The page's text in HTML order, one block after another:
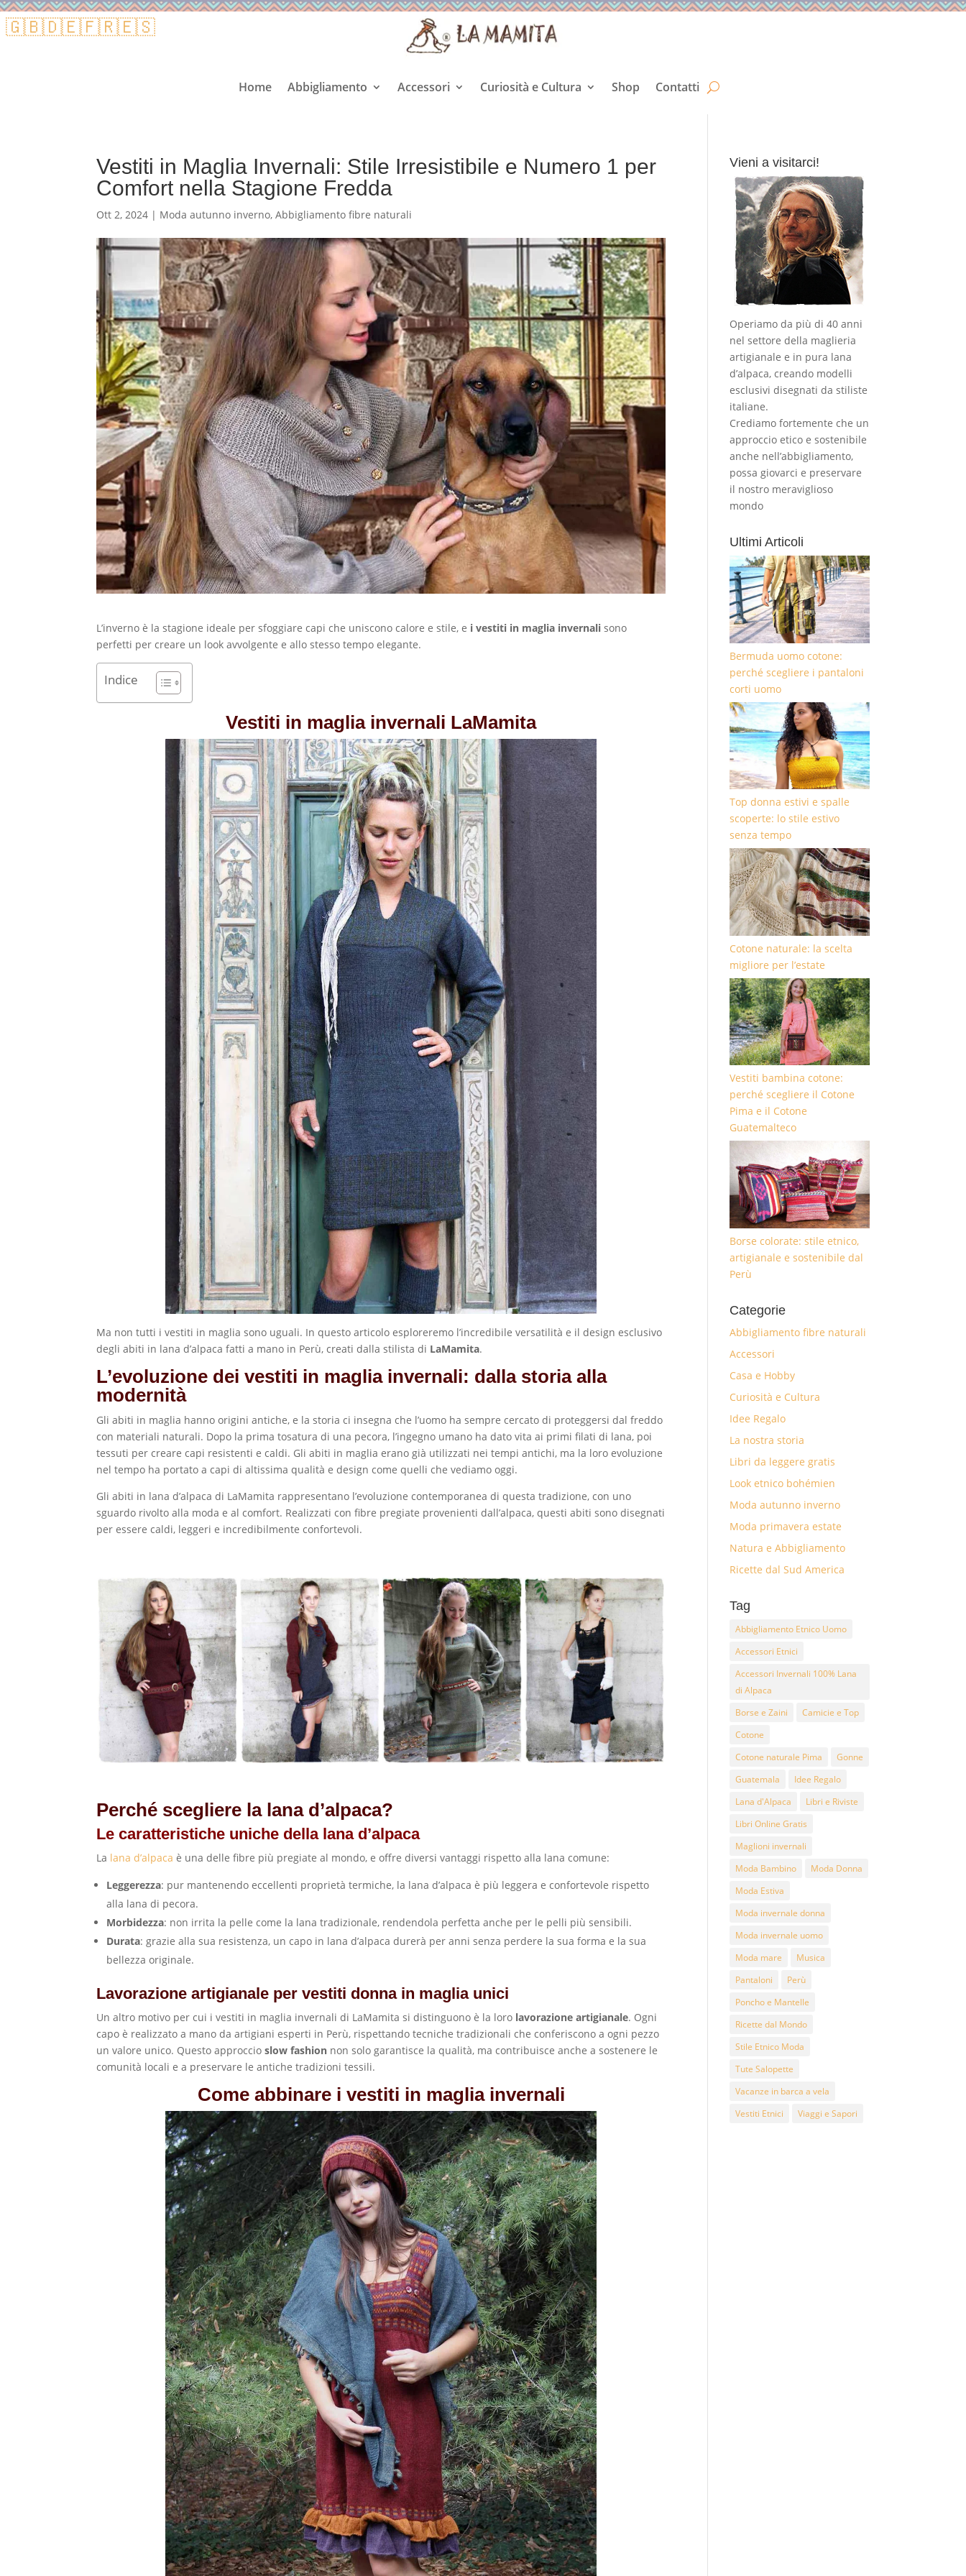
🇬🇧🇩🇪🇫🇷🇪🇸
Home Abbigliamento Accessori Curiosità e Cultura Shop Contatti
Vestiti in Maglia Invernali: Stile Irresistibile e Numero 1 per
Comfort nella Stagione Fredda
Ott 2, 2024 | Moda autunno inverno,Abbigliamento fibre naturali
L’inverno è la stagione ideale per sfoggiare capi che uniscono calore e stile, e i vestiti in maglia invernali sono
perfetti per creare un look avvolgente e allo stesso tempo elegante.
Indice
Vestiti in maglia invernali LaMamita
Ma non tutti i vestiti in maglia sono uguali. In questo articolo esploreremo l’incredibile versatilità e il design esclusivo
degli abiti in lana d’alpaca fatti a mano in Perù, creati dalla stilista di LaMamita.
L’evoluzione dei vestiti in maglia invernali: dalla storia alla
modernità
Gli abiti in maglia hanno origini antiche, e la storia ci insegna che l’uomo ha sempre cercato di proteggersi dal freddo
con materiali naturali. Dopo la prima tosatura di una pecora, l’ingegno umano ha dato vita ai primi filati di lana, poi
tessuti per creare capi resistenti e caldi. Gli abiti in maglia erano già utilizzati nei tempi antichi, ma la loro evoluzione
nel tempo ha portato a capi di altissima qualità e design come quelli che vediamo oggi.
Gli abiti in lana d’alpaca di LaMamita rappresentano l’evoluzione contemporanea di questa tradizione, con uno
sguardo rivolto alla moda e al comfort. Realizzati con fibre pregiate provenienti dall’alpaca, questi abiti sono disegnati
per essere caldi, leggeri e incredibilmente confortevoli.
Perché scegliere la lana d’alpaca?
Le caratteristiche uniche della lana d’alpaca
La lana d’alpaca è una delle fibre più pregiate al mondo, e offre diversi vantaggi rispetto alla lana comune:
Leggerezza: pur mantenendo eccellenti proprietà termiche, la lana d’alpaca è più leggera e confortevole rispetto
alla lana di pecora.
Morbidezza: non irrita la pelle come la lana tradizionale, rendendola perfetta anche per le pelli più sensibili.
Durata: grazie alla sua resistenza, un capo in lana d’alpaca durerà per anni senza perdere la sua forma e la sua
bellezza originale.
Lavorazione artigianale per vestiti donna in maglia unici
Un altro motivo per cui i vestiti in maglia invernali di LaMamita si distinguono è la loro lavorazione artigianale. Ogni
capo è realizzato a mano da artigiani esperti in Perù, rispettando tecniche tradizionali che conferiscono a ogni pezzo
un valore unico. Questo approccioslow fashion non solo garantisce la qualità, ma contribuisce anche a sostenere le
comunità locali e a preservare le antiche tradizioni tessili.
Come abbinare i vestiti in maglia invernali
Vieni a visitarci!
Operiamo da più di 40 anni
nel settore della maglieria
artigianale e in pura lana
d’alpaca, creando modelli
esclusivi disegnati da stiliste
italiane.
Crediamo fortemente che un
approccio etico e sostenibile
anche nell’abbigliamento,
possa giovarci e preservare
il nostro meraviglioso
mondo
Ultimi Articoli
Bermuda uomo cotone:
perché scegliere i pantaloni
corti uomo
Top donna estivi e spalle
scoperte: lo stile estivo
senza tempo
Cotone naturale: la scelta
migliore per l’estate
Vestiti bambina cotone:
perché scegliere il Cotone
Pima e il Cotone
Guatemalteco
Borse colorate: stile etnico,
artigianale e sostenibile dal
Perù
Categorie
Abbigliamento fibre naturali
Accessori
Casa e Hobby
Curiosità e Cultura
Idee Regalo
La nostra storia
Libri da leggere gratis
Look etnico bohémien
Moda autunno inverno
Moda primavera estate
Natura e Abbigliamento
Ricette dal Sud America
Tag
Abbigliamento Etnico Uomo
Accessori Etnici
Accessori Invernali 100% Lana
di Alpaca
Borse e Zaini
Camicie e Top
Cotone
Cotone naturale Pima
Gonne
Guatemala
Idee Regalo
Lana d'Alpaca
Libri e Riviste
Libri Online Gratis
Maglioni invernali
Moda Bambino
Moda Donna
Moda Estiva
Moda invernale donna
Moda invernale uomo
Moda mare
Musica
Pantaloni
Perù
Poncho e Mantelle
Ricette dal Mondo
Stile Etnico Moda
Tute Salopette
Vacanze in barca a vela
Vestiti Etnici
Viaggi e Sapori